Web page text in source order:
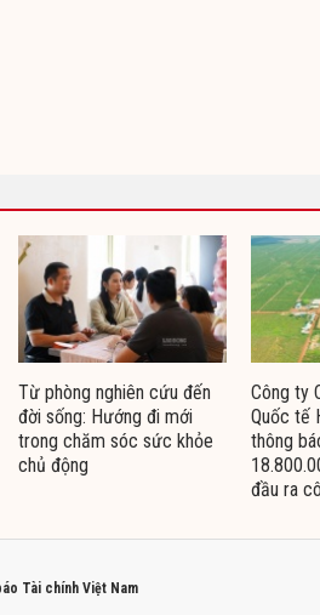
Từ phòng nghiên cứu đến
đời sống: Hướng đi mới
trong chăm sóc sức khỏe
chủ động
Công ty
Quốc tế
thông
đầu ra
Tài chính Việt Nam